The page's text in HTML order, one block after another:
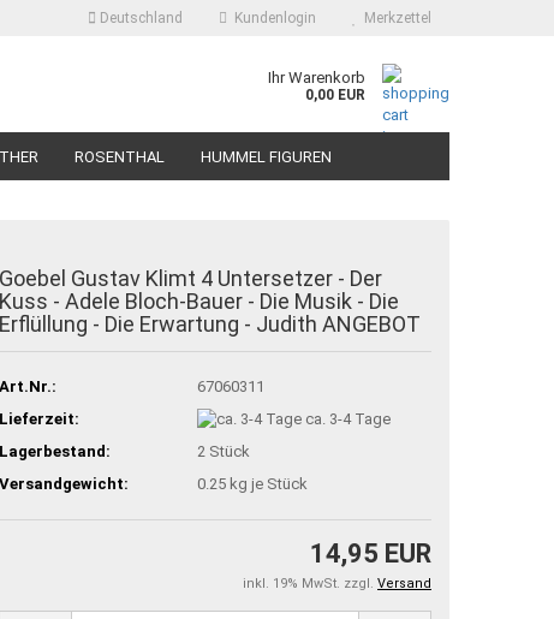
Deutschland Kundenlogin Merkzettel
Ihr Warenkorb
0,00 EUR
ROSENTHAL HUMMEL FIGUREN
Goebel Gustav Klimt 4 Untersetzer - Der
Kuss - Adele Bloch-Bauer - Die Musik - Die
Erflüllung - Die Erwartung - Judith ANGEBOT
Art.Nr.:
67060311
Lieferzeit:
ca. 3-4 Tage
Lagerbestand:
2 Stück
Versandgewicht:
0.25 kg je Stück
14,95 EUR
inkl. 19% MwSt. zzgl. Versand